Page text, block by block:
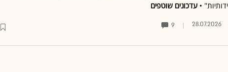
• עדכונים שוטפים
28.07.2026
9